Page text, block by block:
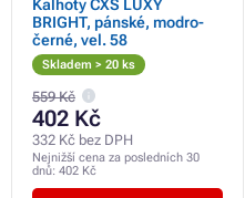
Kalhoty CXS LUXY
BRIGHT, pánské, modro-
černé, vel. 58
Skladem > 20 ks
559 Kč
402 Kč
332 Kč bez DPH
Nejnižší cena za posledních 30
dnů: 402 Kč